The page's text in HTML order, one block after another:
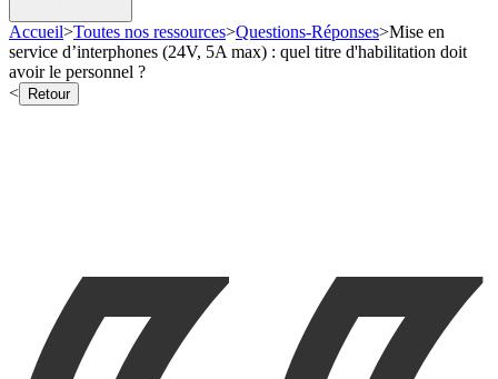
Accueil>Toutes nos ressources>Questions-Réponses>Mise en
service d’interphones (24V, 5A max) : quel titre d'habilitation doit
avoir le personnel ?
<
Retour